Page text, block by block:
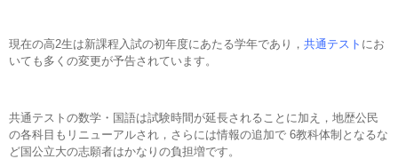
現在の高2生は新課程入試の初年度にあたる学年であり， 共通テスト にお
いても多くの変更が予告されています。
共通テストの数学・国語は試験時間が延長されることに加え，地歴公民
の各科目もリニューアルされ，さらには情報の追加で 6教科体制となるな
ど国公立大の志願者はかなりの負担増です。